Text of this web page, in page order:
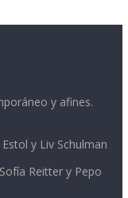
y afines.
y Liv Schulman
Reitter y Pepo